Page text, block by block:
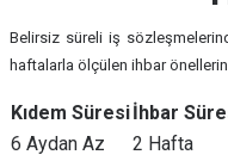
Belirsiz süreli iş
haftalarla ölçülen ihbar
Kıdem Süresiİhbar
6 Aydan Az
2 Hafta